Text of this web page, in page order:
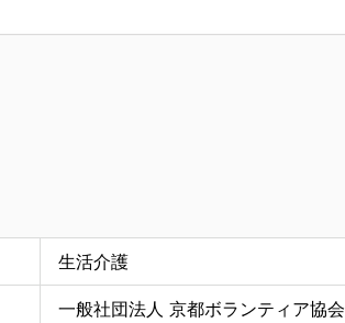
生活介護
一般社団法人 京都ボランティア協会